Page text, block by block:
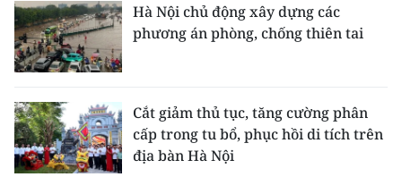
Chuyên trang TP. Hồ Chí Minh
CHUYÊN ĐỀ
CÁC CHUYÊN TRANG
VỀ BÁO NHÂN DÂN
Hà Nội chủ động xây dựng các
phương án phòng, chống thiên tai
Cắt giảm thủ tục, tăng cường phân
cấp trong tu bổ, phục hồi di tích trên
địa bàn Hà Nội